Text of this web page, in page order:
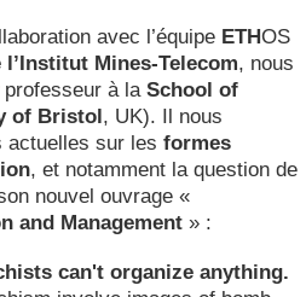
avec l’équipeETHOS
l’Institut Mines-Telecom, nous
professeur à la School of
of Bristol, UK). Il nous
actuelles sur les formes
, et notamment la question de
nouvel ouvrage «
and Management » :
can't organize anything.